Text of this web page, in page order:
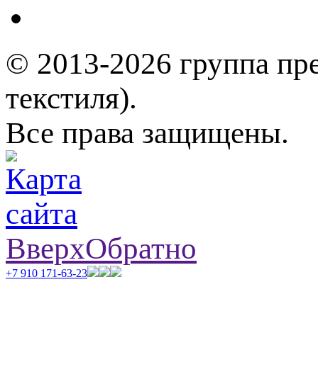
© 2013-2026 группа
текстиля).
Все права защищены.
ВверхОбратно
+7 910 171-63-23